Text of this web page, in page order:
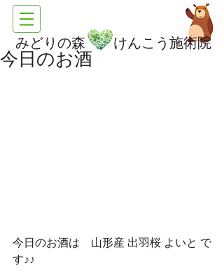
みどりの森 けんこう施術院
今日のお酒
今日のお酒は　山形産 出羽桜 よいと で
す♪♪